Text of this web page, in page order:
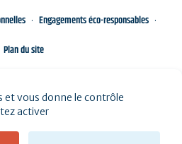
Engagements éco-responsables
Plan du site
et vous donne le contrôle
activer